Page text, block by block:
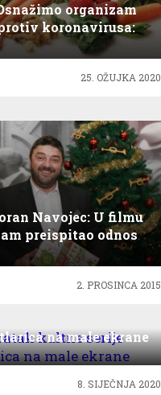
organizam
koronavirusa:
doma i ojačaj
voćem i povrćem
25. OŽUJKA 2020.
Navojec: U filmu
preispitao odnos
prema bratu!
2. PROSINCA 2015.
na male ekrane
8. SIJEČNJA 2020.